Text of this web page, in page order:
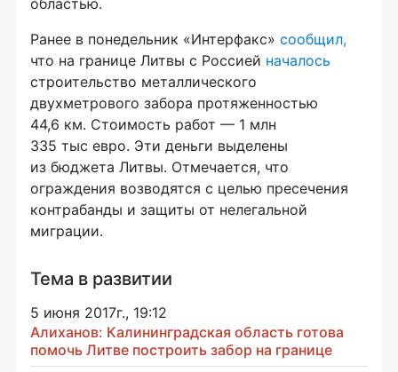
Ранее в понедельник «Интерфакс» сообщил,
что на границе Литвы с Россией началось
строительство металлического
двухметрового забора протяженностью
44,6 км. Стоимость работ — 1 млн
335 тыс евро. Эти деньги выделены
из бюджета Литвы. Отмечается, что
ограждения возводятся с целью пресечения
контрабанды и защиты от нелегальной
миграции.
Тема в развитии
5 июня 2017г., 19:12
Алиханов: Калининградская область готова
помочь Литве построить забор на границе